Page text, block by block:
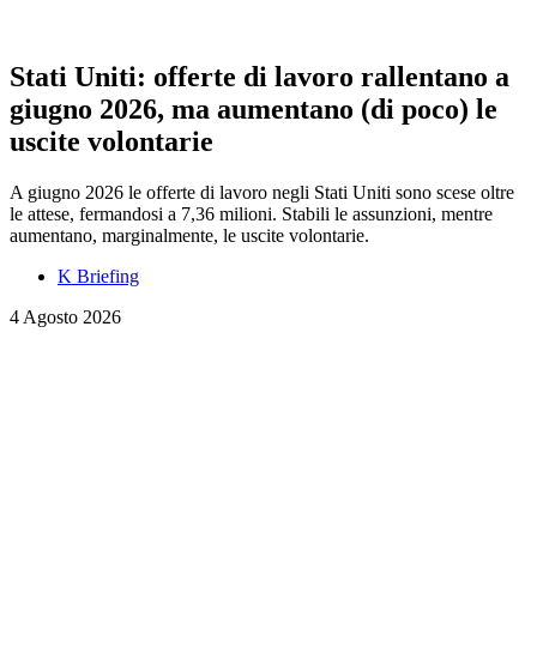
Stati Uniti: offerte di lavoro rallentano a
giugno 2026, ma aumentano (di poco) le
uscite volontarie
A giugno 2026 le offerte di lavoro negli Stati Uniti sono scese oltre
le attese, fermandosi a 7,36 milioni. Stabili le assunzioni, mentre
aumentano, marginalmente, le uscite volontarie.
K Briefing
4 Agosto 2026